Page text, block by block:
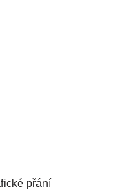
přání